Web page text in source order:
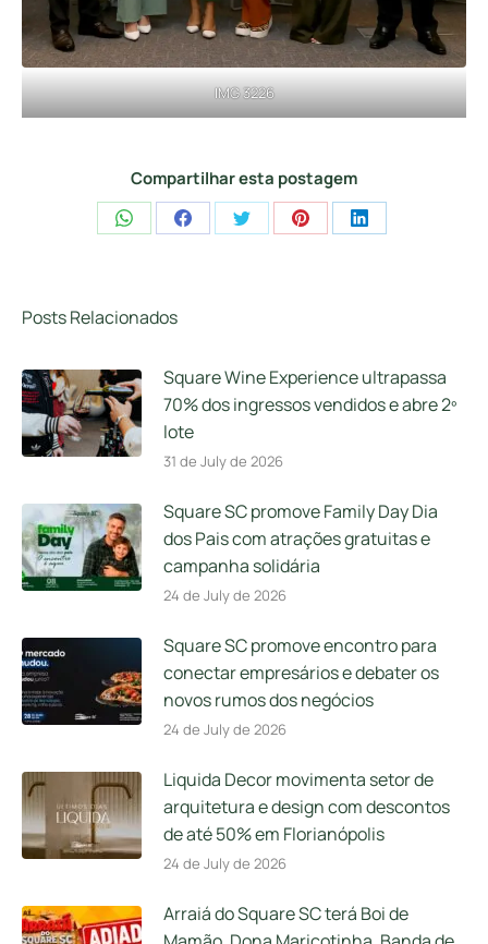
IMG 3226
Compartilhar esta postagem
Share Share Share Share Share
Posts Relacionados
Square Wine Experience ultrapassa
70% dos ingressos vendidos e abre 2º
lote
31 de July de 2026
Square SC promove Family Day Dia
dos Pais com atrações gratuitas e
campanha solidária
24 de July de 2026
Square SC promove encontro para
conectar empresários e debater os
novos rumos dos negócios
24 de July de 2026
Liquida Decor movimenta setor de
arquitetura e design com descontos
de até 50% em Florianópolis
24 de July de 2026
Arraiá do Square SC terá Boi de